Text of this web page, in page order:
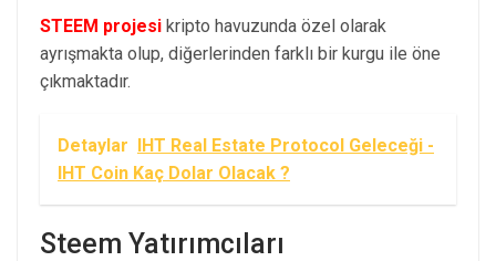
STEEM projesi kripto havuzunda özel olarak
ayrışmakta olup, diğerlerinden farklı bir kurgu ile öne
çıkmaktadır.
Detaylar IHT Real Estate Protocol Geleceği -
IHT Coin Kaç Dolar Olacak ?
Steem Yatırımcıları